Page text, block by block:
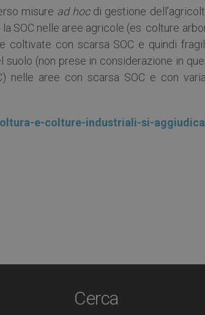
misure ad hocdi gestione
SOC nelle aree agricole (es. colture
coltivate con scarsa SOC e quindi
(non prese in considerazione in
nelle aree con scarsa SOC e con
e-colture-industriali-si-
Cerca